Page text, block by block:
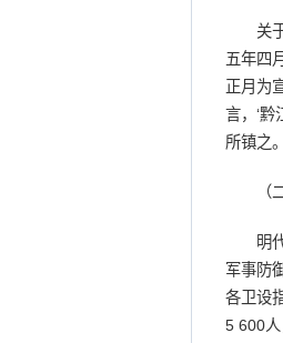
关于
五年四
正月为
言，‘
所镇之
（二
明代
军事防
各卫设
5 600